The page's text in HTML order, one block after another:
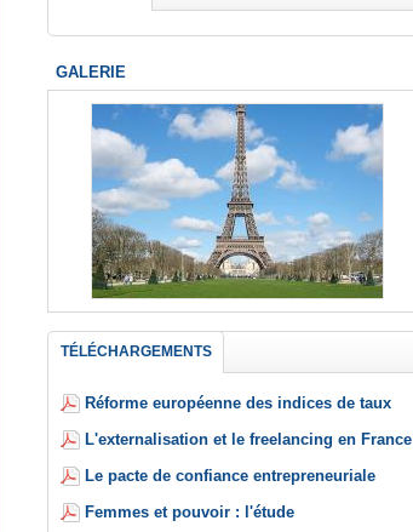
GALERIE
TÉLÉCHARGEMENTS
Réforme européenne des indices de taux
L'externalisation et le freelancing en France
Le pacte de confiance entrepreneuriale
Femmes et pouvoir : l'étude